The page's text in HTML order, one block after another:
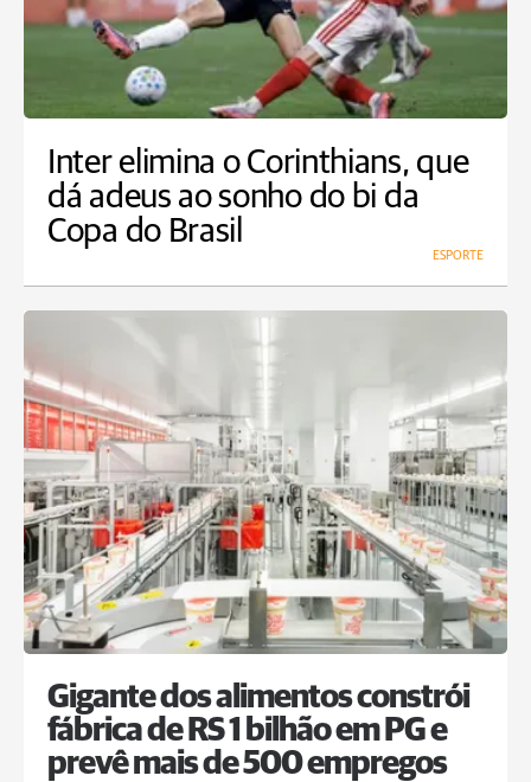
Inter elimina o Corinthians, que
dá adeus ao sonho do bi da
Copa do Brasil
ESPORTE
Gigante dos alimentos constrói
fábrica de RS 1 bilhão em PG e
prevê mais de 500 empregos